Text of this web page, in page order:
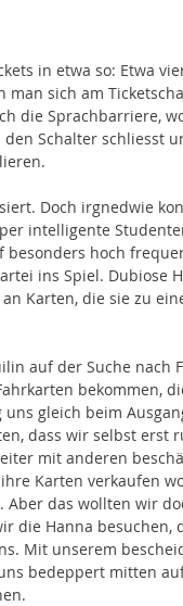
in etwa so: Etwa
man sich am
die Sprachbarriere,
Schalter schliesst
Doch irgnedwie
intelligente
hoch
ins Spiel. Dubiose
Karten, die sie zu
auf der Suche nach
bekommen,
gleich beim
dass wir selbst erst
mit anderen
Karten verkaufen
Aber das wollten wir
die Hanna besuchen,
Mit unserem
bedeppert mitten